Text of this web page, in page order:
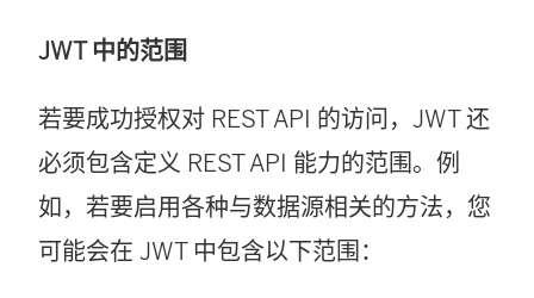
JWT 中的范围
若要成功授权对 REST API 的访问，JWT 还
必须包含定义 REST API 能力的范围。例
如，若要启用各种与数据源相关的方法，您
可能会在 JWT 中包含以下范围：